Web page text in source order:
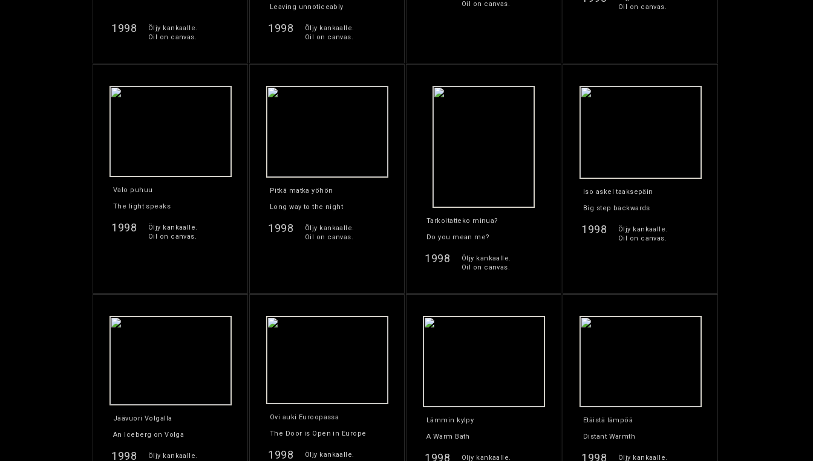
1998
Öljy kankaalle.
Oil on canvas.
Leaving unnoticeably
1998
Öljy kankaalle.
Oil on canvas.
Oil on canvas.
Oil on canvas.
Valo puhuu
The light speaks
1998
Öljy kankaalle.
Oil on canvas.
Pitkä matka yöhön
Long way to the night
1998
Öljy kankaalle.
Oil on canvas.
Tarkoitatteko minua?
Do you mean me?
1998
Öljy kankaalle.
Oil on canvas.
Iso askel taaksepäin
Big step backwards
1998
Öljy kankaalle.
Oil on canvas.
Jäävuori Volgalla
An Iceberg on Volga
1998 Öljy kankaalle.
Ovi auki Euroopassa
The Door is Open in Europe
1998
Öljy kankaalle.
Lämmin kylpy
A Warm Bath
1998 Öljy kankaalle.
Etäistä lämpöä
Distant Warmth
1998 Öljy kankaalle.